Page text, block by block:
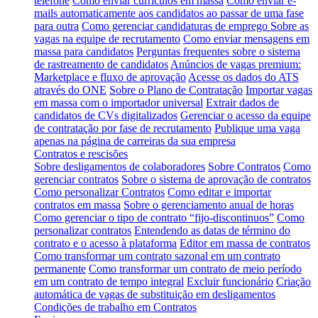
mails automaticamente aos candidatos ao passar de uma fase
para outra Como gerenciar candidaturas de emprego Sobre as
vagas na equipe de recrutamento Como enviar mensagens em
massa para candidatos Perguntas frequentes sobre o sistema
de rastreamento de candidatos Anúncios de vagas premium:
Marketplace e fluxo de aprovação Acesse os dados do ATS
através do ONE Sobre o Plano de Contratação Importar vagas
em massa com o importador universal Extrair dados de
candidatos de CVs digitalizados Gerenciar o acesso da equipe
de contratação por fase de recrutamento Publique uma vaga
apenas na página de carreiras da sua empresa
Contratos e rescisões
Sobre desligamentos de colaboradores Sobre Contratos Como
gerenciar contratos Sobre o sistema de aprovação de contratos
Como personalizar Contratos Como editar e importar
contratos em massa Sobre o gerenciamento anual de horas
Como gerenciar o tipo de contrato “fijo-discontinuos” Como
personalizar contratos Entendendo as datas de término do
contrato e o acesso à plataforma Editor em massa de contratos
Como transformar um contrato sazonal em um contrato
permanente Como transformar um contrato de meio período
em um contrato de tempo integral Excluir funcionário Criação
automática de vagas de substituição em desligamentos
Condições de trabalho em Contratos